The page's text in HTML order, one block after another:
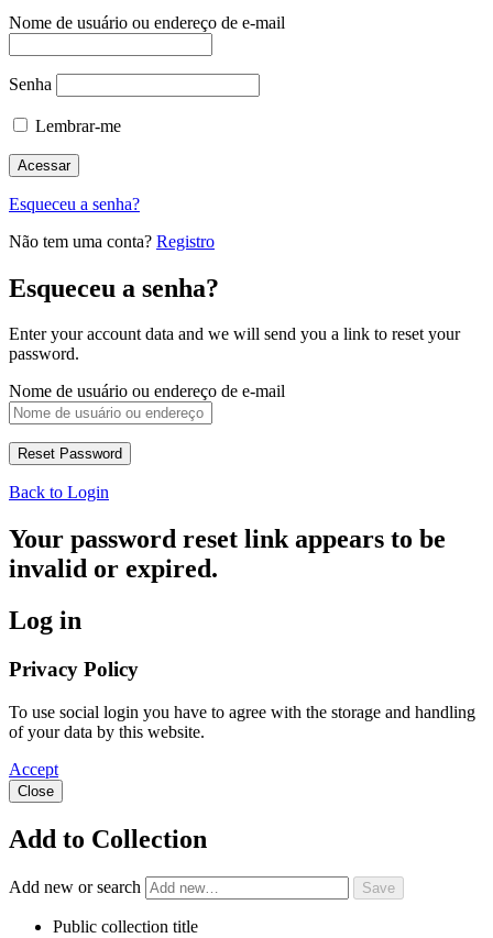
Nome de usuário ou endereço de e-mail
Senha
Lembrar-me
Esqueceu a senha?
Não tem uma conta? Registro
Esqueceu a senha?
Enter your account data and we will send you a link to reset your
password.
Nome de usuário ou endereço de e-mail
Back to Login
Your password reset link appears to be
invalid or expired.
Log in
Privacy Policy
To use social login you have to agree with the storage and handling
of your data by this website.
Accept
Close
Add to Collection
Add new or search
Public collection title